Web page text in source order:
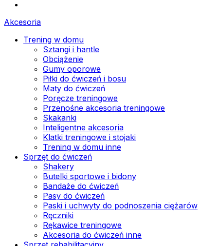
Akcesoria
Trening w domu
Sztangi i hantle
Obciążenie
Gumy oporowe
Piłki do ćwiczeń i bosu
Maty do ćwiczeń
Poręcze treningowe
Przenośne akcesoria treningowe
Skakanki
Inteligentne akcesoria
Klatki treningowe i stojaki
Trening w domu inne
Sprzęt do ćwiczeń
Shakery
Butelki sportowe i bidony
Bandaże do ćwiczeń
Pasy do ćwiczeń
Paski i uchwyty do podnoszenia ciężarów
Ręczniki
Rękawice treningowe
Akcesoria do ćwiczeń inne